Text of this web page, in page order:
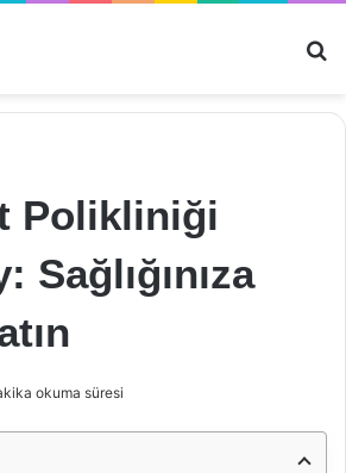
Polikliniği
Sağlığınıza
okuma süresi